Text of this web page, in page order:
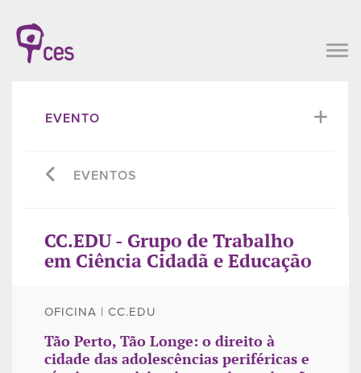
EVENTO
EVENTOS
CC.EDU - Grupo de Trabalho
em Ciência Cidadã e Educação
OFICINA | CC.EDU
Tão Perto, Tão Longe: o direito à
cidade das adolescências periféricas e